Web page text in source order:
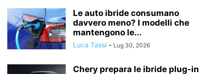
Le auto ibride consumano
davvero meno? I modelli che
mantengono le...
Luca Tassi - Lug 30, 2026
Chery prepara le ibride plug-in